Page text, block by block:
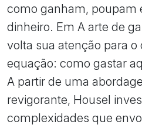
como ganham, poupam
dinheiro. Em A arte de
volta sua atenção para o
equação: como gastar
A partir de uma
revigorante, Housel
complexidades que